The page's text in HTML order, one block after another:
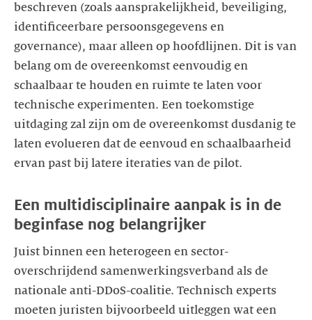
beschreven (zoals aansprakelijkheid, beveiliging,
identificeerbare persoonsgegevens en
governance), maar alleen op hoofdlijnen. Dit is van
belang om de overeenkomst eenvoudig en
schaalbaar te houden en ruimte te laten voor
technische experimenten. Een toekomstige
uitdaging zal zijn om de overeenkomst dusdanig te
laten evolueren dat de eenvoud en schaalbaarheid
ervan past bij latere iteraties van de pilot.
Een multidisciplinaire aanpak is in de
beginfase nog belangrijker
Juist binnen een heterogeen en sector-
overschrijdend samenwerkingsverband als de
nationale anti-DDoS-coalitie. Technisch experts
moeten juristen bijvoorbeeld uitleggen wat een